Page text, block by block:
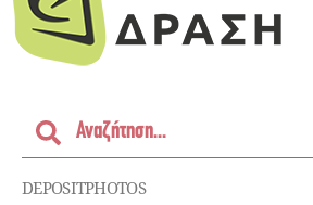
DEPOSITPHOTOS